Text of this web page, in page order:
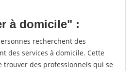
à domicile" :
recherchent des
des services à domicile. Cette
trouver des professionnels qui se